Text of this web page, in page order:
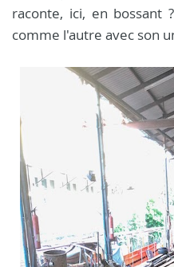
raconte, ici, en bossant
comme l'autre avec son